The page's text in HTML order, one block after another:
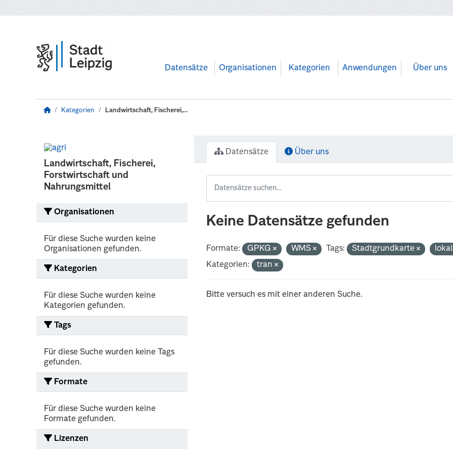
Datensätze Organisationen Kategorien Anwendungen Über uns
Kategorien Landwirtschaft, Fischerei,...
Landwirtschaft, Fischerei,
Forstwirtschaft und
Nahrungsmittel
Organisationen
Für diese Suche wurden keine
Organisationen gefunden.
Kategorien
Für diese Suche wurden keine
Kategorien gefunden.
Tags
Für diese Suche wurden keine Tags
gefunden.
Formate
Für diese Suche wurden keine
Formate gefunden.
Lizenzen
Datensätze Über uns
Keine Datensätze gefunden
Formate: GPKG WMS Tags: Stadtgrundkarte
Kategorien:
tran
Bitte versuch es mit einer anderen Suche.